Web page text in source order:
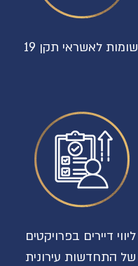
שומות לאשראי תקן 19
ליווי דיירים בפרויקטים
של התחדשות עירונית